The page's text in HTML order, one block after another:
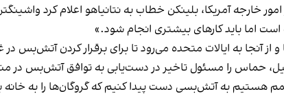
خارجه آمریکا، بلینکن خطاب به نتانیاهو اعلام کرد
اما باید کارهای بیشتری انجام شود.»
و از آنجا به ایالات متحده می‌رود تا برای برقرار کردن آتش‌بس
حماس را مسئول تاخیر در دست‌یابی به توافق آتش‌بس در
به آتش‌بسی دست پیدا کنیم که گروگان‌ها را به خانه